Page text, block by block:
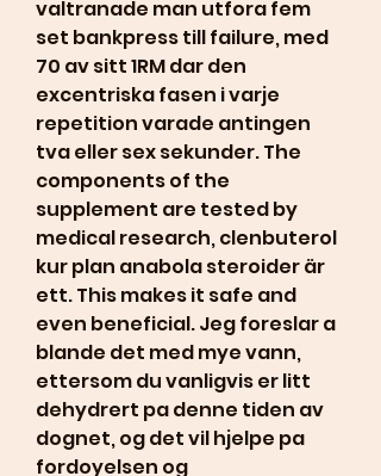
valtranade man utfora fem
set bankpress till failure, med
70 av sitt 1RM dar den
excentriska fasen i varje
repetition varade antingen
tva eller sex sekunder. The
components of the
supplement are tested by
medical research, clenbuterol
kur plan anabola steroider är
ett. This makes it safe and
even beneficial. Jeg foreslar a
blande det med mye vann,
ettersom du vanligvis er litt
dehydrert pa denne tiden av
dognet, og det vil hjelpe pa
fordoyelsen og